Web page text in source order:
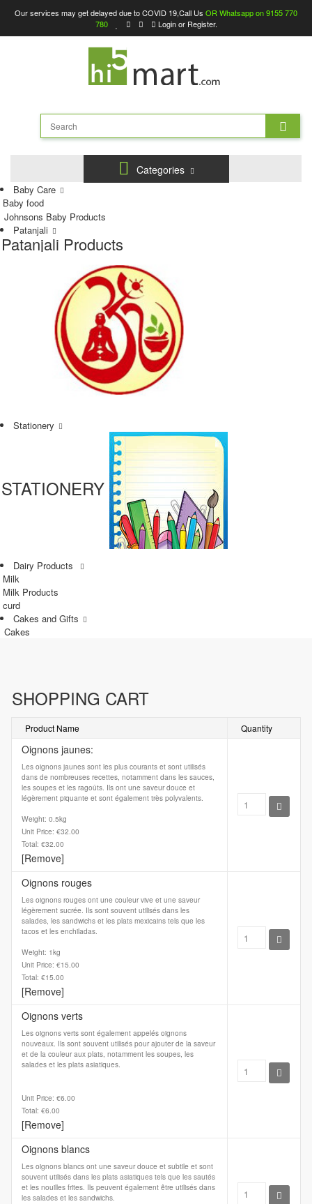
Our services may get delayed due to COVID 19,Call Us OR Whatsapp on 9155 770
780
Loginor Register.
Categories
Baby Care
Baby food
Johnsons Baby Products
Patanjali
Patanjali Products
Stationery
STATIONERY
Dairy Products
Milk
Milk Products
curd
Cakes and Gifts
Cakes
SHOPPING CART
Product Name Quantity
Oignons jaunes:
Les oignons jaunes sont les plus courants et sont utilisés
dans de nombreuses recettes, notamment dans les sauces,
les soupes et les ragoûts. Ils ont une saveur douce et
légèrement piquante et sont également très polyvalents.
Weight: 0.5kg
Unit Price: €32.00
Total: €32.00
[Remove]
Oignons rouges
Les oignons rouges ont une couleur vive et une saveur
légèrement sucrée. Ils sont souvent utilisés dans les
salades, les sandwichs et les plats mexicains tels que les
tacos et les enchiladas.
Weight: 1kg
Unit Price: €15.00
Total: €15.00
[Remove]
Oignons verts
Les oignons verts sont également appelés oignons
nouveaux. Ils sont souvent utilisés pour ajouter de la saveur
et de la couleur aux plats, notamment les soupes, les
salades et les plats asiatiques.
Unit Price: €6.00
Total: €6.00
[Remove]
Oignons blancs
Les oignons blancs ont une saveur douce et subtile et sont
souvent utilisés dans les plats asiatiques tels que les sautés
et les nouilles frites. Ils peuvent également être utilisés dans
les salades et les sandwichs.